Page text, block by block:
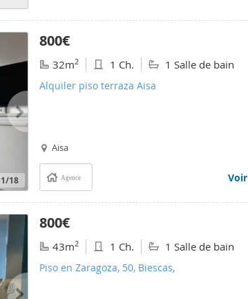
1/18
800€
32m2 1 Ch. 1 Salle de bain
Alquiler piso terraza Aisa
Aisa
Agence
800€
43m2 1 Ch. 1 Salle de bain
Piso en Zaragoza, 50, Biescas,